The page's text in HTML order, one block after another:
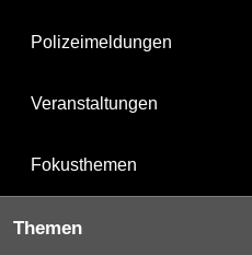
Polizeimeldungen
Veranstaltungen
Fokusthemen
Themen